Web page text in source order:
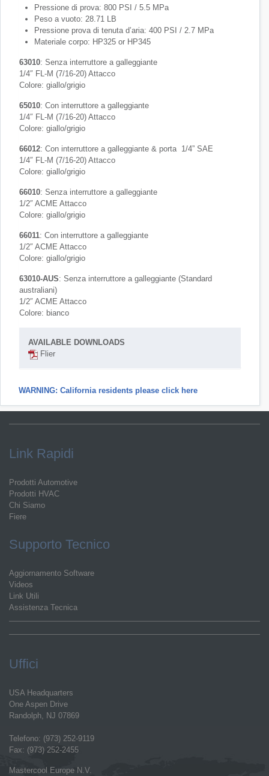
Pressione di prova: 800 PSI / 5.5 MPa
Peso a vuoto: 28.71 LB
Pressione prova di tenuta d’aria: 400 PSI / 2.7 MPa
Materiale corpo: HP325 or HP345
63010: Senza interruttore a galleggiante
1/4″ FL-M (7/16-20) Attacco
Colore: giallo/grigio
65010: Con interruttore a galleggiante
1/4″ FL-M (7/16-20) Attacco
Colore: giallo/grigio
66012: Con interruttore a galleggiante & porta 1/4” SAE
1/4″ FL-M (7/16-20) Attacco
Colore: giallo/grigio
66010: Senza interruttore a galleggiante
1/2″ ACME Attacco
Colore: giallo/grigio
66011: Con interruttore a galleggiante
1/2″ ACME Attacco
Colore: giallo/grigio
63010-AUS: Senza interruttore a galleggiante (Standard
australiani)
1/2″ ACME Attacco
Colore: bianco
AVAILABLE DOWNLOADS
Flier
WARNING: California residents please click here
Link Rapidi
Prodotti Automotive
Prodotti HVAC
Chi Siamo
Fiere
Supporto Tecnico
Aggiornamento Software
Videos
Link Utili
Assistenza Tecnica
Uffici
USA Headquarters
One Aspen Drive
Randolph, NJ 07869
Telefono: (973) 252-9119
Fax: (973) 252-2455
Mastercool Europe N.V.